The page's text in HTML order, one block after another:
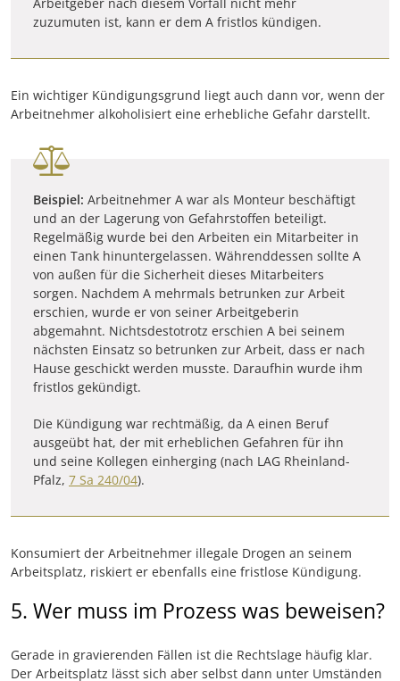
zuzumuten ist, kann er dem A fristlos kündigen.
Ein wichtiger Kündigungsgrund liegt auch dann vor, wenn der
Arbeitnehmer alkoholisiert eine erhebliche Gefahr darstellt.
Beispiel: Arbeitnehmer A war als Monteur beschäftigt
und an der Lagerung von Gefahrstoffen beteiligt.
Regelmäßig wurde bei den Arbeiten ein Mitarbeiter in
einen Tank hinuntergelassen. Währenddessen sollte A
von außen für die Sicherheit dieses Mitarbeiters
sorgen. Nachdem A mehrmals betrunken zur Arbeit
erschien, wurde er von seiner Arbeitgeberin
abgemahnt. Nichtsdestotrotz erschien A bei seinem
nächsten Einsatz so betrunken zur Arbeit, dass er nach
Hause geschickt werden musste. Daraufhin wurde ihm
fristlos gekündigt.
Die Kündigung war rechtmäßig, da A einen Beruf
ausgeübt hat, der mit erheblichen Gefahren für ihn
und seine Kollegen einherging (nach LAG Rheinland-
Pfalz, 7 Sa 240/04).
Konsumiert der Arbeitnehmer illegale Drogen an seinem
Arbeitsplatz, riskiert er ebenfalls eine fristlose Kündigung.
5. Wer muss im Prozess was beweisen?
Gerade in gravierenden Fällen ist die Rechtslage häufig klar.
Der Arbeitsplatz lässt sich aber selbst dann unter Umständen